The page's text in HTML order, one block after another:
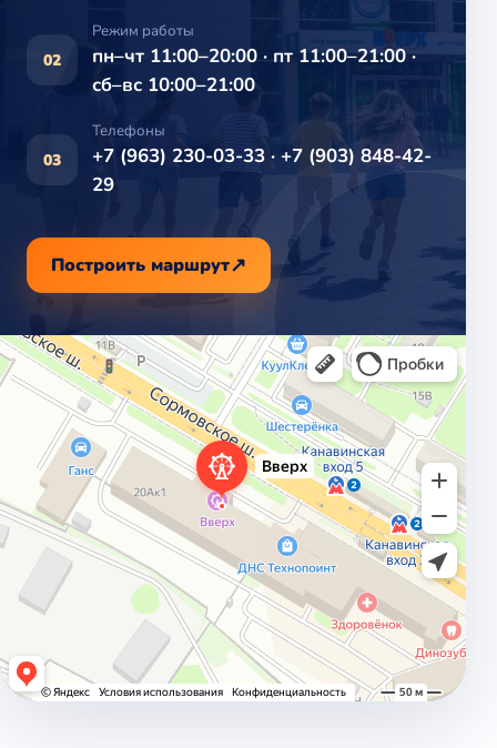
02
Режим работы
пн–чт 11:00–20:00 · пт 11:00–21:00 ·
сб–вс 10:00–21:00
03
Телефоны
+7 (963) 230-03-33 · +7 (903) 848-42-
29
Построить маршрут